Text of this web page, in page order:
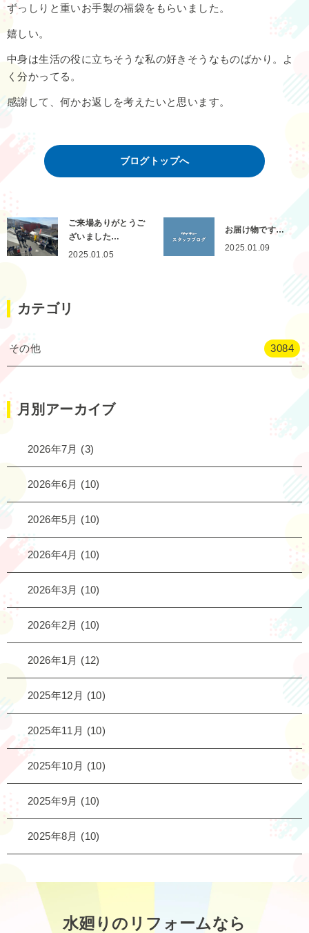
ずっしりと重いお手製の福袋をもらいました。
嬉しい。
中身は生活の役に立ちそうな私の好きそうなものばかり。よ
く分かってる。
感謝して、何かお返しを考えたいと思います。
ブログトップへ
ご来場ありがとうご
ざいました…
2025.01.05
お届け物です…
2025.01.09
カテゴリ
その他 3084
月別アーカイブ
2026年7月 (3)
2026年6月 (10)
2026年5月 (10)
2026年4月 (10)
2026年3月 (10)
2026年2月 (10)
2026年1月 (12)
2025年12月 (10)
2025年11月 (10)
2025年10月 (10)
2025年9月 (10)
2025年8月 (10)
水廻りのリフォームなら